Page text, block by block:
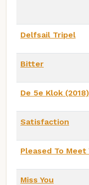
Delfsail Tripel
Bitter
De 5e Klok (2018)
Satisfaction
Pleased To Meet
Miss You